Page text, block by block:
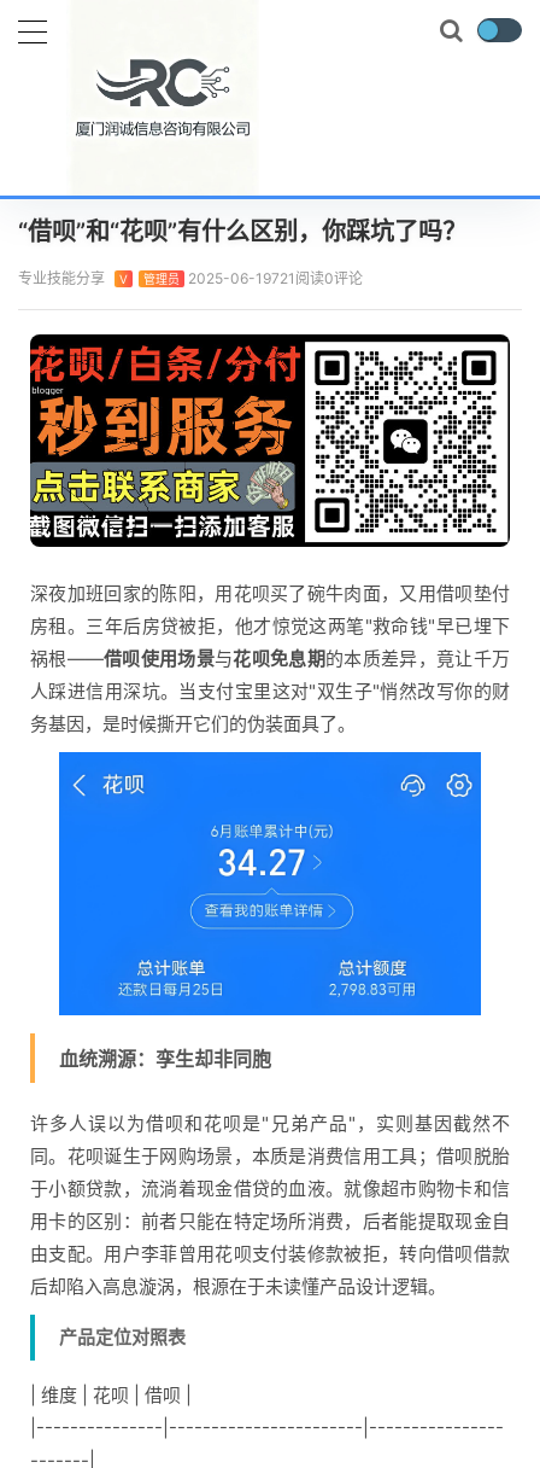
当前位置： 首页 知识百科
“借呗”和“花呗”有什么区别，你踩坑了吗？
专业技能分享 V 管理员 2025-06-19721阅读0评论
深夜加班回家的陈阳，用花呗买了碗牛肉面，又用借呗垫付
房租。三年后房贷被拒，他才惊觉这两笔"救命钱"早已埋下
祸根——借呗使用场景与花呗免息期的本质差异，竟让千万
人踩进信用深坑。当支付宝里这对"双生子"悄然改写你的财
务基因，是时候撕开它们的伪装面具了。
血统溯源：孪生却非同胞
许多人误以为借呗和花呗是"兄弟产品"，实则基因截然不
同。花呗诞生于网购场景，本质是消费信用工具；借呗脱胎
于小额贷款，流淌着现金借贷的血液。就像超市购物卡和信
用卡的区别：前者只能在特定场所消费，后者能提取现金自
由支配。用户李菲曾用花呗支付装修款被拒，转向借呗借款
后却陷入高息漩涡，根源在于未读懂产品设计逻辑。
产品定位对照表
| 维度 | 花呗 | 借呗 |
|---------------|-----------------------|----------------
-------|